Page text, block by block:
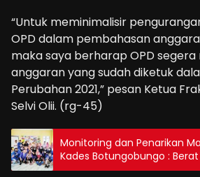
“Untuk meminimalisir
OPD dalam pembahasan
maka saya berharap OPD
anggaran yang sudah diketuk
Perubahan 2021,” pesan Ketua
Selvi Olii. (rg-45)
Monitoring dan Penarikan
Kades Botungobungo :
Berpisah Dengan Mereka